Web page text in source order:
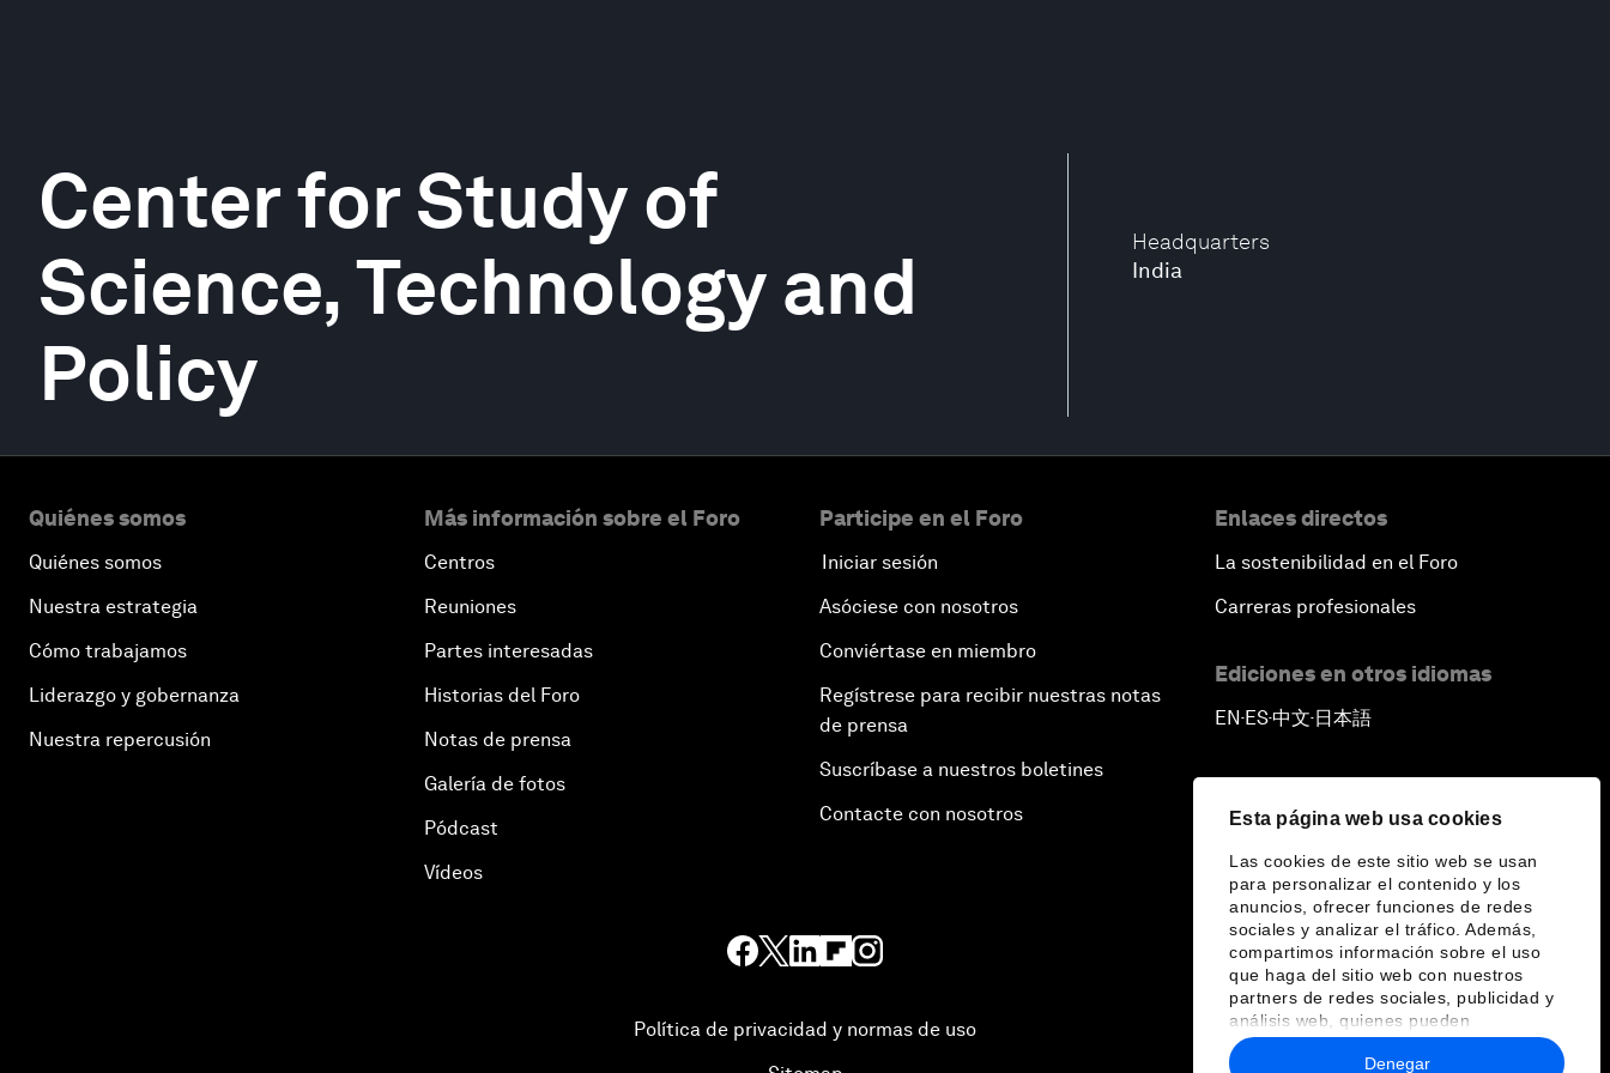
Esta página web usa cookies
Las cookies de este sitio web se usan
para personalizar el contenido y los
anuncios, ofrecer funciones de redes
sociales y analizar el tráfico. Además,
compartimos información sobre el uso
que haga del sitio web con nuestros
partners de redes sociales, publicidad y
análisis web, quienes pueden
combinarla con otra información que les
haya proporcionado o que hayan
Denegar
Headquarters
India
Center for Study of
Science, Technology and
Policy
Quiénes somos
Quiénes somos
Nuestra estrategia
Cómo trabajamos
Liderazgo y gobernanza
Nuestra repercusión
Más información sobre el Foro
Centros
Reuniones
Partes interesadas
Historias del Foro
Notas de prensa
Galería de fotos
Pódcast
Vídeos
Participe en el Foro
Iniciar sesión
Asóciese con nosotros
Conviértase en miembro
Regístrese para recibir nuestras notas
de prensa
Suscríbase a nuestros boletines
Contacte con nosotros
Enlaces directos
La sostenibilidad en el Foro
Carreras profesionales
Ediciones en otros idiomas
EN▪ES▪中文▪ 日本語
Política de privacidad y normas de uso